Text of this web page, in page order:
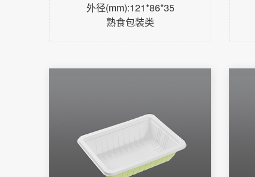
外径(mm):121*86*35
熟食包装类